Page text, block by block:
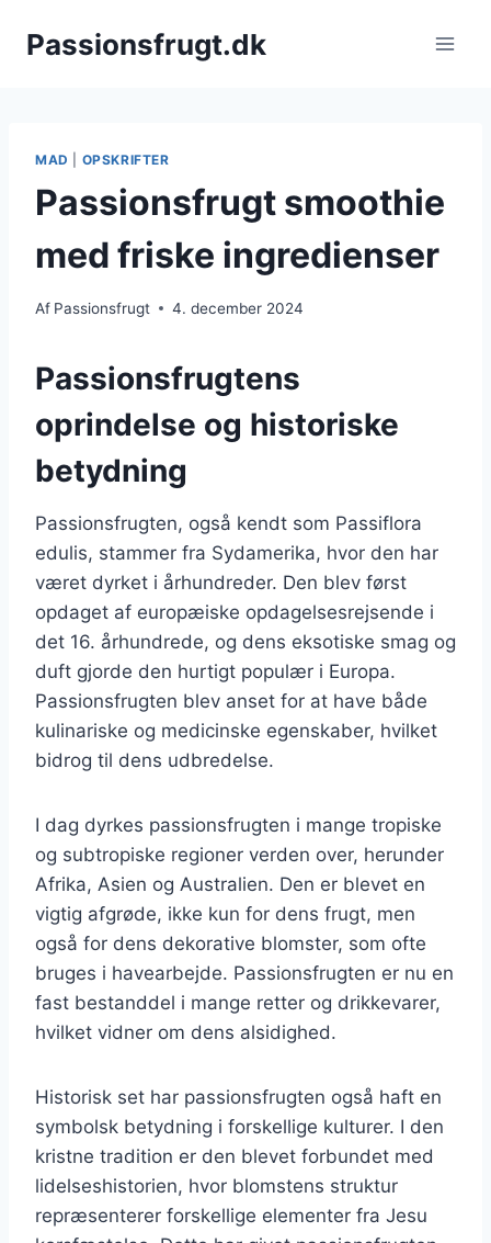
Passionsfrugt.dk
MAD OPSKRIFTER
Passionsfrugt smoothie
med friske ingredienser
Af Passionsfrugt 4. december 2024
Passionsfrugtens
oprindelse og historiske
betydning
Passionsfrugten, også kendt som Passiflora
edulis, stammer fra Sydamerika, hvor den har
været dyrket i århundreder. Den blev først
opdaget af europæiske opdagelsesrejsende i
det 16. århundrede, og dens eksotiske smag og
duft gjorde den hurtigt populær i Europa.
Passionsfrugten blev anset for at have både
kulinariske og medicinske egenskaber, hvilket
bidrog til dens udbredelse.
I dag dyrkes passionsfrugten i mange tropiske
og subtropiske regioner verden over, herunder
Afrika, Asien og Australien. Den er blevet en
vigtig afgrøde, ikke kun for dens frugt, men
også for dens dekorative blomster, som ofte
bruges i havearbejde. Passionsfrugten er nu en
fast bestanddel i mange retter og drikkevarer,
hvilket vidner om dens alsidighed.
Historisk set har passionsfrugten også haft en
symbolsk betydning i forskellige kulturer. I den
kristne tradition er den blevet forbundet med
lidelseshistorien, hvor blomstens struktur
repræsenterer forskellige elementer fra Jesu